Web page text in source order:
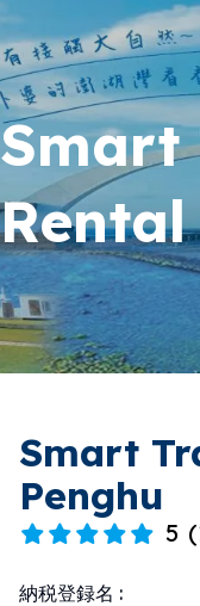
Smart
Smart
Penghu
5 (
納税登録名 :